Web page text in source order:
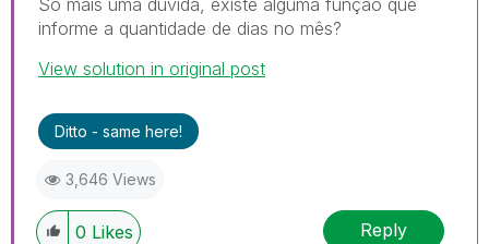
informe a quantidade de dias no mês?
View solution in original post
Ditto - same here!
3,646 Views
0 Likes Reply